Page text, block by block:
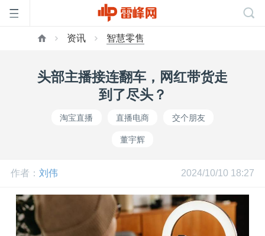
网
公
资讯 智慧零售
头部主播接连翻车，网红带货走
到了尽头？
淘宝直播 直播电商 交个朋友
董宇辉
作者： 刘伟 2024/10/10 18:27